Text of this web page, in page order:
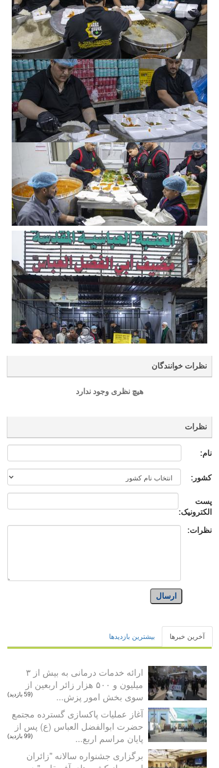
نظرات خوانندگان
هیچ نظری وجود ندارد
نظرات
نام:
کشور:
پست
الکترونیک:
نظرات:
ارسال
آخرین خبرها بیشترین بازدیدها
ارائه خدمات درمانی به بیش از ۳
میلیون و ۵۰۰ هزار زائر اربعین از
سوی بخش امور پزش...
(59 بازدید)
آغاز عملیات پاکسازی گسترده مجتمع
حضرت ابوالفضل العباس (ع) پس از
پایان مراسم اربع...
(99 بازدید)
برگزاری جشنواره سالانه "زائران